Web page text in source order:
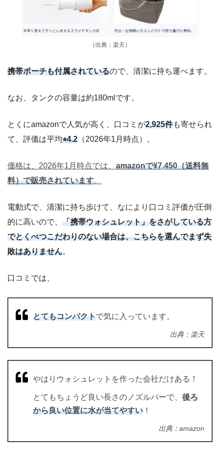
（出典：楽天）
携帯ポーチも付属されているので、清潔に持ち運べます。
なお、タンクの容量は約180mlです。
とくにamazonで人気が高く、口コミが2,925件も寄せられ
て、評価は平均⭐︎4.2 （2026年1月時点）。
価格は、2026年1月時点では、 amazonで¥7,450（送料無
料）で販売されています。
電動式で、清潔に持ち歩けて、なにより口コミ評価が圧倒
的に高いので、 「携帯ウォシュレット」をさがしている方
でとくべつこだわりのない場合は、こちらを選んでまず失
敗はありません。
口コミでは、
とてもコンパクトで気に入っています。
出典：楽天
やはりウォシュレットを作った会社だけある！
とてもちょうど良い長さのノズルバーで、 後ろ
から良い位置に水が当てやすい ！
出典：amazon